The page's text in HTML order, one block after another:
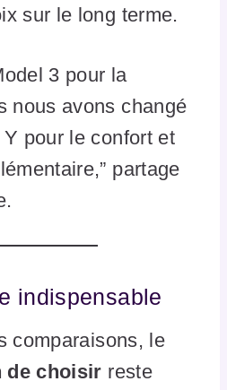
sur le long terme.
3 pour la
nous avons changé
pour le confort et
partage
indispensable
comparaisons, le
de choisir reste